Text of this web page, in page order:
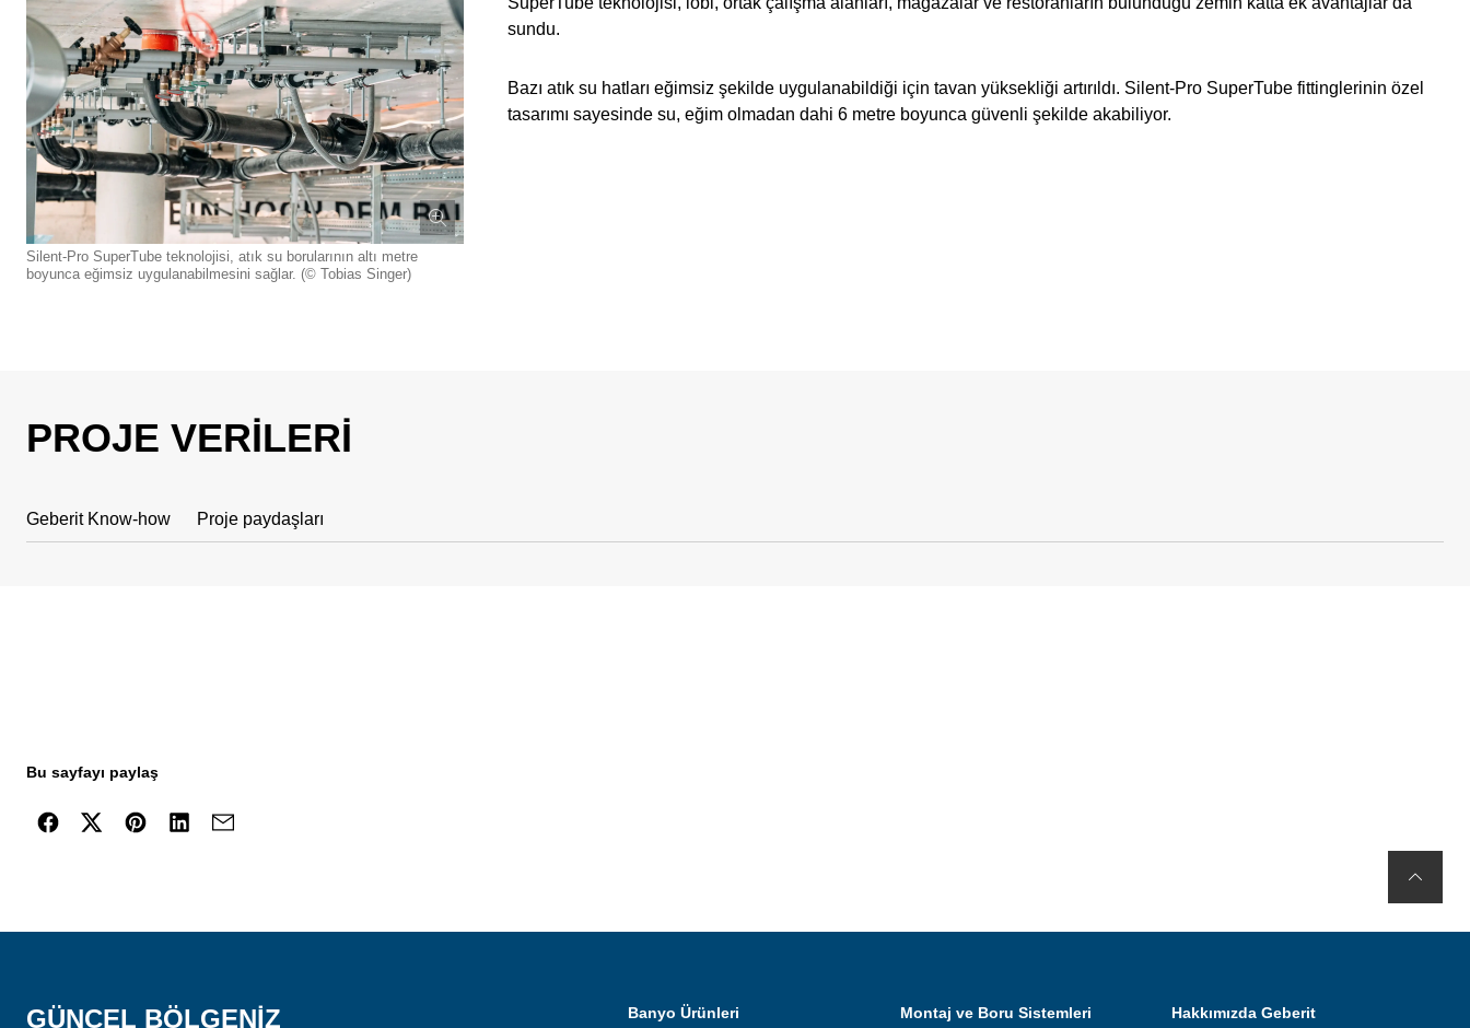
sundu.
Bazı atık su hatları eğimsiz şekilde uygulanabildiği için tavan yüksekliği artırıldı. Silent-Pro SuperTube fittinglerinin özel
tasarımı sayesinde su, eğim olmadan dahi 6 metre boyunca güvenli şekilde akabiliyor.
Silent-Pro SuperTube teknolojisi, atık su borularının altı metre
boyunca eğimsiz uygulanabilmesini sağlar. (© Tobias Singer)
PROJE VERILERI
Geberit Know-how Proje paydaşları
Bu sayfayı paylaş
GÜNCEL BÖLGENIZ Banyo Ürünleri Montaj ve Boru Sistemleri Hakkımızda Geberit